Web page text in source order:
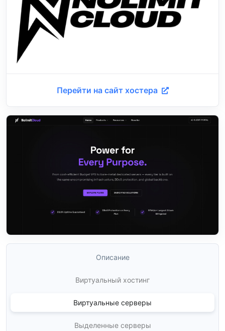
Перейти на сайт хостера
Описание
Виртуальный хостинг
Виртуальные серверы
Выделенные серверы